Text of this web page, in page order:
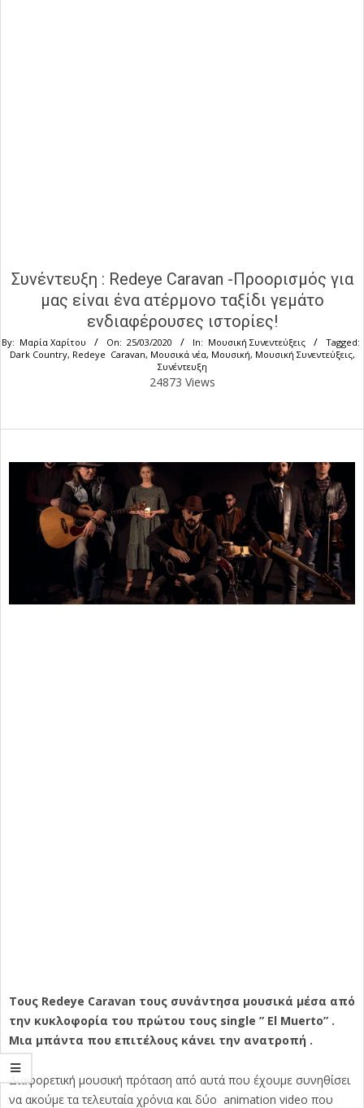
Συνέντευξη : Redeye Caravan -Προορισμός για
μας είναι ένα ατέρμονο ταξίδι γεμάτο
ενδιαφέρουσες ιστορίες!
By: Μαρία Χαρίτου On: 25/03/2020 In: Μουσική Συνεντεύξεις
Tagged:
Dark Country, Redeye Caravan, Μουσικά νέα, Μουσική, Μουσική Συνεντεύξεις,
Συνέντευξη
24873 Views
Τους Redeye Caravan τους συνάντησα μουσικά μέσα από
την κυκλοφορία του πρώτου τους single ” El Muerto” .
Μια μπάντα που επιτέλους κάνει την ανατροπή .
Διαφορετική μουσική πρόταση από αυτά που έχουμε συνηθίσει
να ακούμε τα τελευταία χρόνια και δύο animation video που